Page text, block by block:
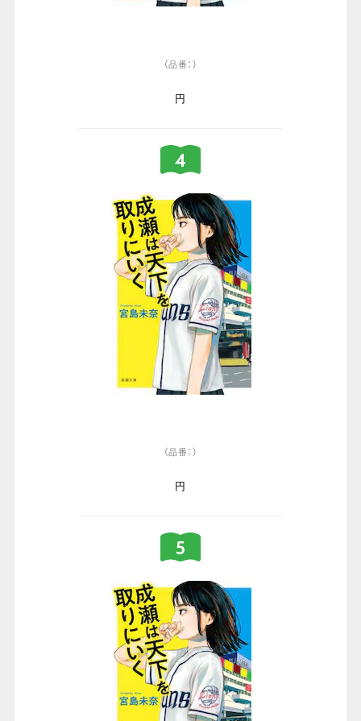
（品番：）
円
（品番：）
円